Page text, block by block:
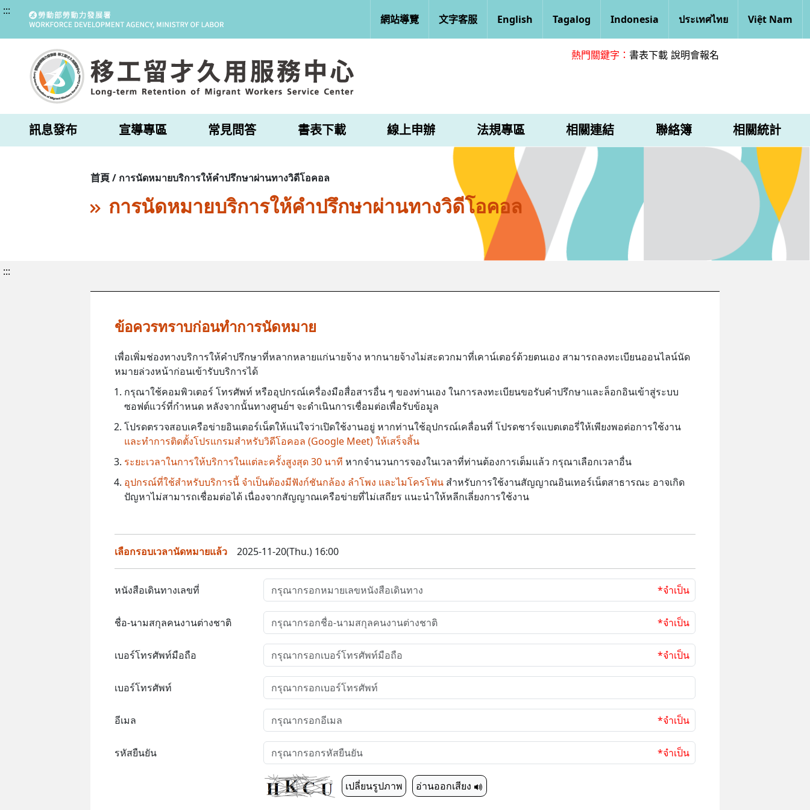
:::
網站導覽 文字客服 English Tagalog Indonesia ประเทศไทย Việt Nam
熱門關鍵字： 書表下載 說明會報名
訊息發布 宣導專區 常見問答 書表下載 線上申辦 法規專區 相關連結 聯絡簿 相關統計
首頁 / การนัดหมายบริการให้คำปรึกษาผ่านทางวิดีโอคอล
การนัดหมายบริการให้คำปรึกษาผ่านทางวิดีโอคอล
:::
ข้อควรทราบก่อนทำการนัดหมาย
เพื่อเพิ่มช่องทางบริการให้คำปรึกษาที่หลากหลายแก่นายจ้าง หากนายจ้างไม่สะดวกมาที่เคาน์เตอร์ด้วยตนเอง สามารถลงทะเบียนออนไลน์นัด
หมายล่วงหน้าก่อนเข้ารับบริการได้
กรุณาใช้คอมพิวเตอร์ โทรศัพท์ หรืออุปกรณ์เครื่องมือสื่อสารอื่น ๆ ของท่านเอง ในการลงทะเบียนขอรับคำปรึกษาและล็อกอินเข้าสู่ระบบ
ซอฟต์แวร์ที่กำหนด หลังจากนั้นทางศูนย์ฯ จะดำเนินการเชื่อมต่อเพื่อรับข้อมูล
โปรดตรวจสอบเครือข่ายอินเตอร์เน็ตให้แน่ใจว่าเปิดใช้งานอยู่ หากท่านใช้อุปกรณ์เคลื่อนที่ โปรดชาร์จแบตเตอรี่ให้เพียงพอต่อการใช้งาน
และทำการติดตั้งโปรแกรมสำหรับวิดีโอคอล (Google Meet) ให้เสร็จสิ้น
ระยะเวลาในการให้บริการในแต่ละครั้งสูงสุด 30 นาที หากจำนวนการจองในเวลาที่ท่านต้องการเต็มแล้ว กรุณาเลือกเวลาอื่น
อุปกรณ์ที่ใช้สำหรับบริการนี้ จำเป็นต้องมีฟังก์ชันกล้อง ลำโพง และไมโครโฟน สำหรับการใช้งานสัญญาณอินเทอร์เน็ตสาธารณะ อาจเกิด
ปัญหาไม่สามารถเชื่อมต่อได้ เนื่องจากสัญญาณเครือข่ายที่ไม่เสถียร แนะนำให้หลีกเลี่ยงการใช้งาน
เลือกรอบเวลานัดหมายแล้ว 2025-11-20(Thu.) 16:00
หนังสือเดินทางเลขที่ *จำเป็น
ชื่อ-นามสกุลคนงานต่างชาติ *จำเป็น
เบอร์โทรศัพท์มือถือ *จำเป็น
เบอร์โทรศัพท์
อีเมล *จำเป็น
รหัสยืนยัน *จำเป็น
เปลี่ยนรูปภาพ อ่านออกเสียง